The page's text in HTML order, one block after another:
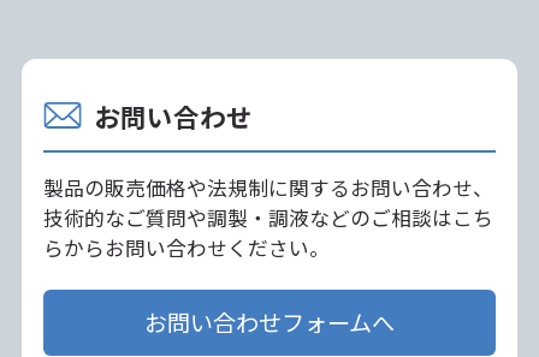
お問い合わせ
製品の販売価格や法規制に関するお問い合わせ、
技術的なご質問や調製・調液などのご相談はこち
らからお問い合わせください。
お問い合わせフォームへ